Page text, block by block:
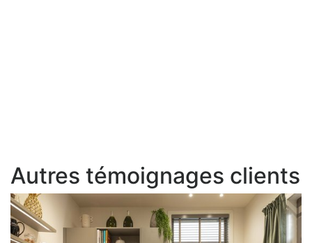
Autres témoignages clients